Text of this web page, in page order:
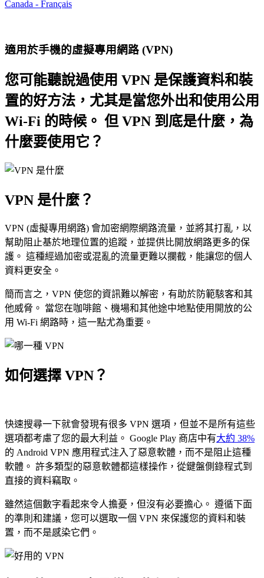
Canada - Français
適用於手機的虛擬專用網路 (VPN)
您可能聽說過使用 VPN 是保護資料和裝
置的好方法，尤其是當您外出和使用公用
Wi-Fi 的時候。 但 VPN 到底是什麼，為
什麼要使用它？
VPN 是什麼？
VPN (虛擬專用網路) 會加密網際網路流量，並將其打亂，以
幫助阻止基於地理位置的追蹤，並提供比開放網路更多的保
護。 這種經過加密或混亂的流量更難以攔截，能讓您的個人
資料更安全。
簡而言之，VPN 使您的資訊難以解密，有助於防範駭客和其
他威脅。 當您在咖啡館、機場和其他途中地點使用開放的公
用 Wi-Fi 網路時，這一點尤為重要。
如何選擇 VPN？
快速搜尋一下就會發現有很多 VPN 選項，但並不是所有這些
選項都考慮了您的最大利益。 Google Play 商店中有大約 38%
的 Android VPN 應用程式注入了惡意軟體，而不是阻止這種
軟體。 許多類型的惡意軟體都這樣操作，從鍵盤側錄程式到
直接的資料竊取。
雖然這個數字看起來令人擔憂，但沒有必要擔心。 遵循下面
的準則和建議，您可以選取一個 VPN 來保護您的資料和裝
置，而不是感染它們。